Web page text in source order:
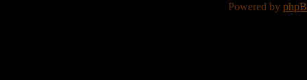
Powered by